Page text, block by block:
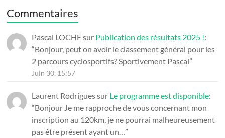
Commentaires
Pascal LOCHEsur Publication des résultats 2025 !:
“Bonjour, peut on avoir le classement général pour les
2 parcours cyclosportifs? Sportivement Pascal”
Juin 30, 15:57
Laurent Rodriguessur Le programme est disponible:
“Bonjour Je me rapproche de vous concernant mon
inscription au 120km, je ne pourrai malheureusement
pas être présent ayant un…”